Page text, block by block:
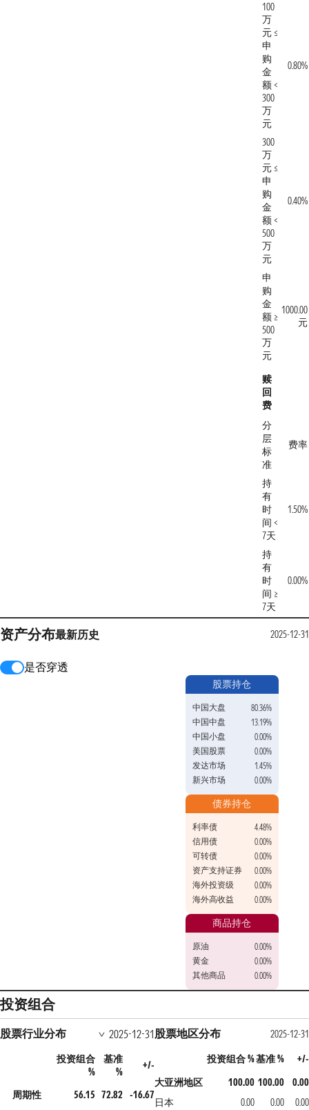
100
万
元 ≤
申
购
金
额 <
300
万
元
0.80%
300
万
元 ≤
申
购
金
额 <
500
万
元
0.40%
申
购
金
额 ≥
500
万
元
1000.00
元
赎
回
费
分
层
标
准
费率
持
有
时
间 <
7天
1.50%
持
有
时
间 ≥
7天
0.00%
资产分布最新历史 2025-12-31
是否穿透
股票持仓
中国大盘
80.36%
中国中盘
13.19%
中国小盘
0.00%
美国股票
0.00%
发达市场
1.45%
新兴市场
0.00%
债券持仓
利率债
4.48%
信用债
0.00%
可转债
0.00%
资产支持证券
0.00%
海外投资级
0.00%
海外高收益
0.00%
商品持仓
原油
0.00%
黄金
0.00%
其他商品
0.00%
投资组合
股票行业分布 2025-12-31
投资组合
%
基准
%
+/-
周期性 56.15 72.82 -16.67
股票地区分布
2025-12-31
投资组合 %基准 %
+/-
大亚洲地区
100.00 100.00
0.00
日本
0.00 0.00 0.00